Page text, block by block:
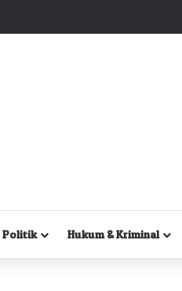
Politik Hukum & Kriminal